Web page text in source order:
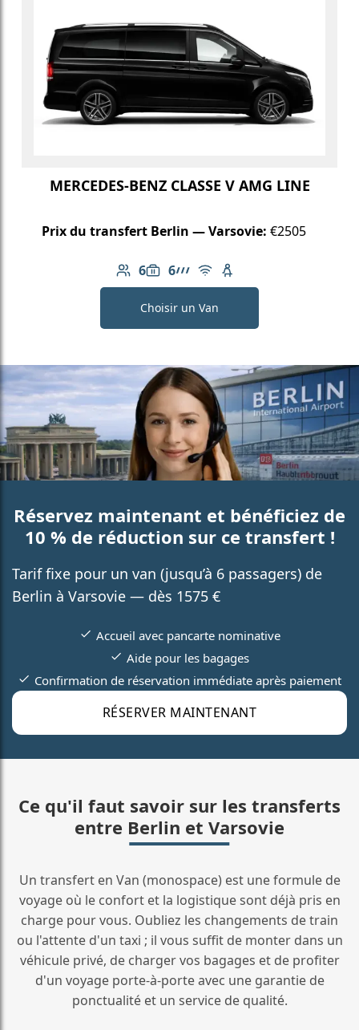
MERCEDES-BENZ CLASSE V AMG LINE
Prix du transfert Berlin — Varsovie: €2505
6
Nombre de passagers: 6
6
Capacité des bagages: 6
Ligne AMG
Wi-Fi gratuit
Siège enfant
Choisir un Van
Réservez maintenant et bénéficiez de
10 % de réduction sur ce transfert !
Tarif fixe pour un van (jusqu’à 6 passagers) de
Berlin à Varsovie — dès 1575 €
RÉSERVER MAINTENANT
Accueil avec pancarte nominative
Aide pour les bagages
Confirmation de réservation immédiate après paiement
Ce qu'il faut savoir sur les transferts
entre Berlin et Varsovie
Un transfert en Van (monospace) est une formule de
voyage où le confort et la logistique sont déjà pris en
charge pour vous. Oubliez les changements de train
ou l'attente d'un taxi ; il vous suffit de monter dans un
véhicule privé, de charger vos bagages et de profiter
d'un voyage porte-à-porte avec une garantie de
ponctualité et un service de qualité.